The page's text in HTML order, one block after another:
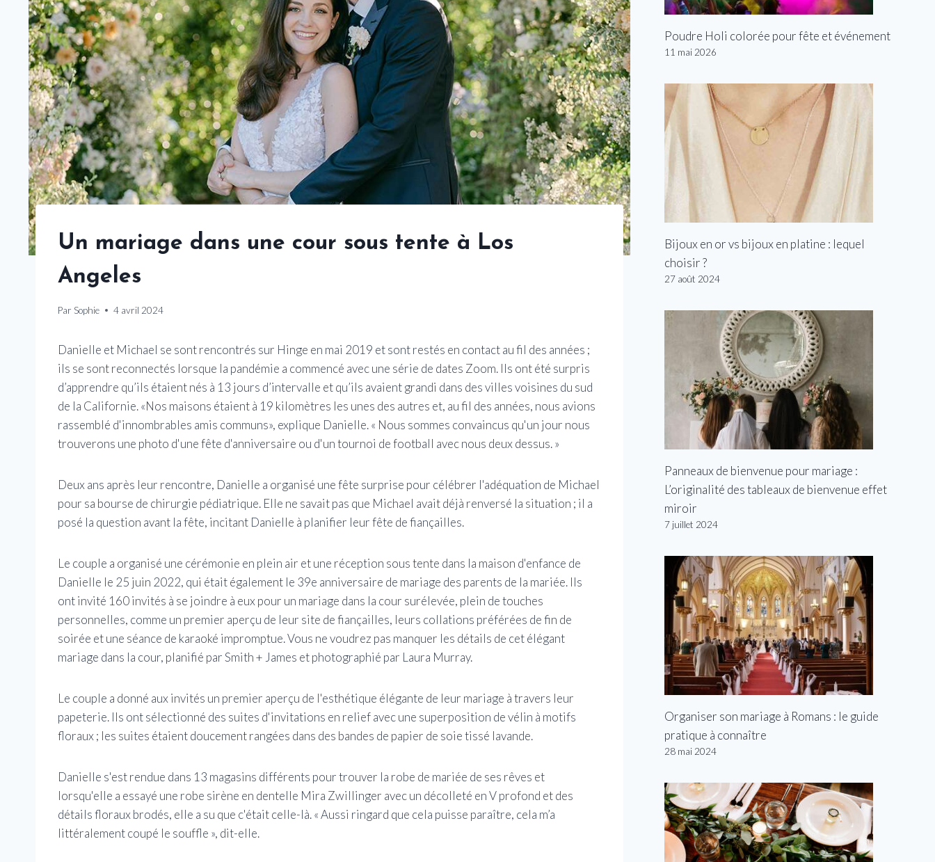
Un mariage dans une cour sous tente à Los
Angeles
Par Sophie 4 avril 2024
Danielle et Michael se sont rencontrés sur Hinge en mai 2019 et sont restés en contact au fil des années ;
ils se sont reconnectés lorsque la pandémie a commencé avec une série de dates Zoom. Ils ont été surpris
d’apprendre qu’ils étaient nés à 13 jours d’intervalle et qu’ils avaient grandi dans des villes voisines du sud
de la Californie. «Nos maisons étaient à 19 kilomètres les unes des autres et, au fil des années, nous avions
rassemblé d'innombrables amis communs», explique Danielle. « Nous sommes convaincus qu'un jour nous
trouverons une photo d'une fête d'anniversaire ou d'un tournoi de football avec nous deux dessus. »
Deux ans après leur rencontre, Danielle a organisé une fête surprise pour célébrer l'adéquation de Michael
pour sa bourse de chirurgie pédiatrique. Elle ne savait pas que Michael avait déjà renversé la situation ; il a
posé la question avant la fête, incitant Danielle à planifier leur fête de fiançailles.
Le couple a organisé une cérémonie en plein air et une réception sous tente dans la maison d'enfance de
Danielle le 25 juin 2022, qui était également le 39e anniversaire de mariage des parents de la mariée. Ils
ont invité 160 invités à se joindre à eux pour un mariage dans la cour surélevée, plein de touches
personnelles, comme un premier aperçu de leur site de fiançailles, leurs collations préférées de fin de
soirée et une séance de karaoké impromptue. Vous ne voudrez pas manquer les détails de cet élégant
mariage dans la cour, planifié par Smith + James et photographié par Laura Murray.
Le couple a donné aux invités un premier aperçu de l'esthétique élégante de leur mariage à travers leur
papeterie. Ils ont sélectionné des suites d'invitations en relief avec une superposition de vélin à motifs
floraux ; les suites étaient doucement rangées dans des bandes de papier de soie tissé lavande.
Danielle s'est rendue dans 13 magasins différents pour trouver la robe de mariée de ses rêves et
lorsqu'elle a essayé une robe sirène en dentelle Mira Zwillinger avec un décolleté en V profond et des
détails floraux brodés, elle a su que c'était celle-là. « Aussi ringard que cela puisse paraître, cela m’a
littéralement coupé le souffle », dit-elle.
Poudre Holi colorée pour fête et événement
11 mai 2026
Bijoux en or vs bijoux en platine : lequel
choisir ?
27 août 2024
Panneaux de bienvenue pour mariage :
L’originalité des tableaux de bienvenue effet
miroir
7 juillet 2024
Organiser son mariage à Romans : le guide
pratique à connaître
28 mai 2024